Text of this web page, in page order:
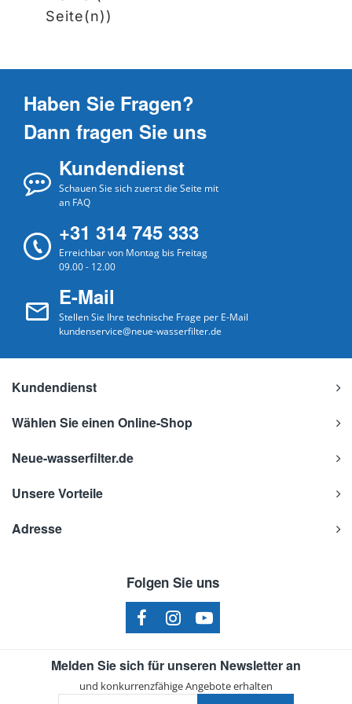
Seite(n))
Haben Sie Fragen?
Dann fragen Sie uns
Kundendienst
Schauen Sie sich zuerst die Seite mit
an FAQ
+31 314 745 333
Erreichbar von Montag bis Freitag
09.00 - 12.00
E-Mail
Stellen Sie Ihre technische Frage per E-Mail
kundenservice@neue-wasserfilter.de
Kundendienst
Wählen Sie einen Online-Shop
Neue-wasserfilter.de
Unsere Vorteile
Adresse
Folgen Sie uns
Melden Sie sich für unseren Newsletter an
und konkurrenzfähige Angebote erhalten